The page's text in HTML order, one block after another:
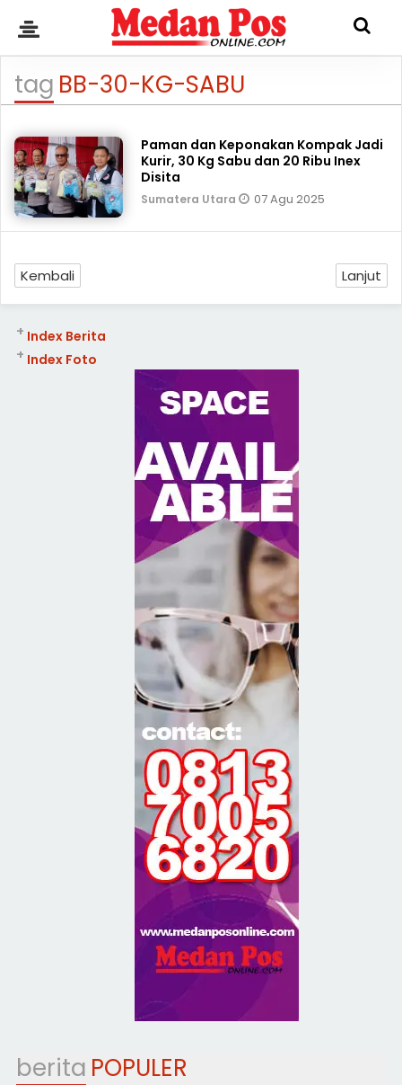
tag BB-30-KG-SABU
Paman dan Keponakan Kompak Jadi
Kurir, 30 Kg Sabu dan 20 Ribu Inex
Disita
Sumatera Utara 07 Agu 2025
Kembali Lanjut
Index Berita
+
Index Foto
+
berita POPULER